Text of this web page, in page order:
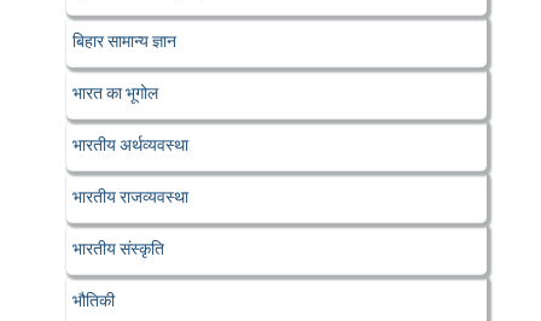
बिहार सामान्य ज्ञान
भारत का भूगोल
भारतीय अर्थव्यवस्था
भारतीय राजव्यवस्था
भारतीय संस्कृति
भौतिकी